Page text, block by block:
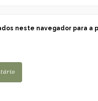
neste navegador para a